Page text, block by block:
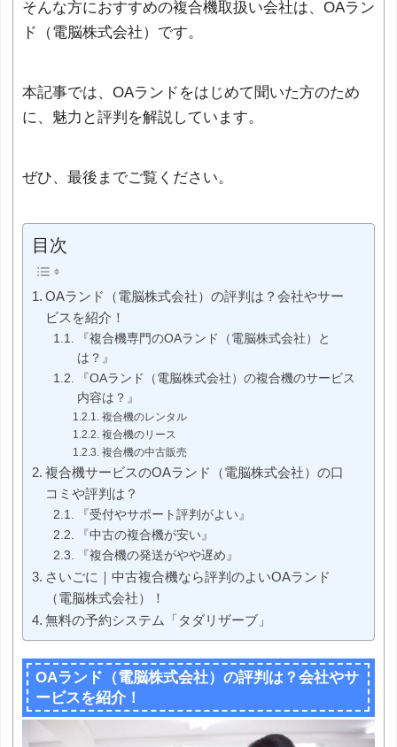
そんな方におすすめの複合機取扱い会社は、OAラン
ド（電脳株式会社）です。
本記事では、OAランドをはじめて聞いた方のため
に、魅力と評判を解説しています。
ぜひ、最後までご覧ください。
目次
OAランド（電脳株式会社）の評判は？会社やサー
ビスを紹介！
『複合機専門のOAランド（電脳株式会社）と
は？』
『OAランド（電脳株式会社）の複合機のサービス
内容は？』
複合機のレンタル
複合機のリース
複合機の中古販売
複合機サービスのOAランド（電脳株式会社）の口
コミや評判は？
『受付やサポート評判がよい』
『中古の複合機が安い』
『複合機の発送がやや遅め』
さいごに｜中古複合機なら評判のよいOAランド
（電脳株式会社）！
無料の予約システム「タダリザーブ」
OAランド（電脳株式会社）の評判は？会社やサ
ービスを紹介！